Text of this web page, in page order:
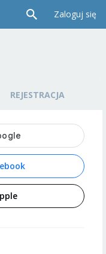
Zaloguj się
REJESTRACJA